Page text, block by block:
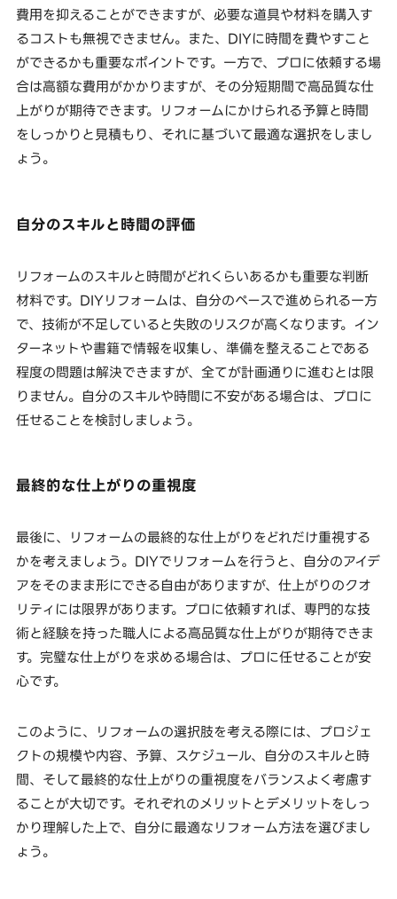
費用を抑えることができますが、必要な道具や材料を購入す
るコストも無視できません。また、DIYに時間を費やすこと
ができるかも重要なポイントです。一方で、プロに依頼する場
合は高額な費用がかかりますが、その分短期間で高品質な仕
上がりが期待できます。リフォームにかけられる予算と時間
をしっかりと見積もり、それに基づいて最適な選択をしまし
ょう。
自分のスキルと時間の評価
リフォームのスキルと時間がどれくらいあるかも重要な判断
材料です。DIYリフォームは、自分のペースで進められる一方
で、技術が不足していると失敗のリスクが高くなります。イン
ターネットや書籍で情報を収集し、準備を整えることである
程度の問題は解決できますが、全てが計画通りに進むとは限
りません。自分のスキルや時間に不安がある場合は、プロに
任せることを検討しましょう。
最終的な仕上がりの重視度
最後に、リフォームの最終的な仕上がりをどれだけ重視する
かを考えましょう。DIYでリフォームを行うと、自分のアイデ
アをそのまま形にできる自由がありますが、仕上がりのクオ
リティには限界があります。プロに依頼すれば、専門的な技
術と経験を持った職人による高品質な仕上がりが期待できま
す。完璧な仕上がりを求める場合は、プロに任せることが安
心です。
このように、リフォームの選択肢を考える際には、プロジェ
クトの規模や内容、予算、スケジュール、自分のスキルと時
間、そして最終的な仕上がりの重視度をバランスよく考慮す
ることが大切です。それぞれのメリットとデメリットをしっ
かり理解した上で、自分に最適なリフォーム方法を選びまし
ょう。